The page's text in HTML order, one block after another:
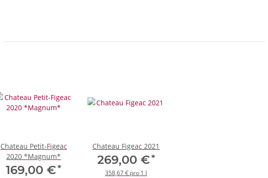
Chateau Petit-Figeac
2020 *Magnum*
169,00 €*
Chateau Figeac 2021
269,00 €*
358,67 € pro 1 l